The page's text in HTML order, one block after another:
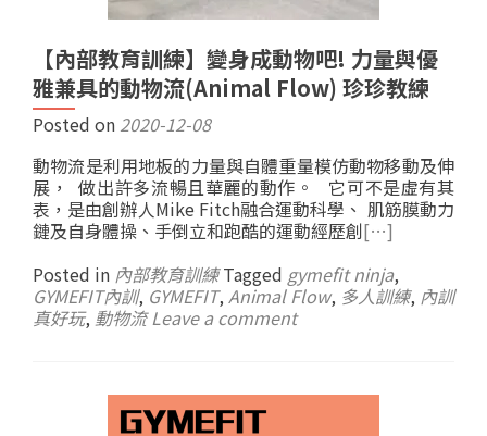
【內部教育訓練】變身成動物吧! 力量與優
雅兼具的動物流(Animal Flow) 珍珍教練
Posted on 2020-12-08
動物流是利用地板的力量與自體重量模仿動物移動及伸
展， 做出許多流暢且華麗的動作。 它可不是虛有其
表，是由創辦人Mike Fitch融合運動科學、 肌筋膜動力
鏈及自身體操、手倒立和跑酷的運動經歷創[…]
Posted in 內部教育訓練 Tagged gymefit ninja,
GYMEFIT內訓, GYMEFIT, Animal Flow, 多人訓練, 內訓
真好玩, 動物流 Leave a comment